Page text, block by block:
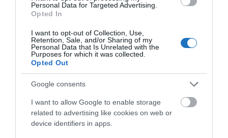
Personal Data for Targeted Advertising.
Opted In
I want to opt-out of Collection, Use,
Retention, Sale, and/or Sharing of my
Personal Data that Is Unrelated with the
Purposes for which it was collected.
Opted Out
Google consents
I want to allow Google to enable storage
related to advertising like cookies on web or
device identifiers in apps.
Kérem nap végén az aznapi friss cikkeket!
ANKARA HÍREK MAGYARORSZÁG
TÖRÖKORSZÁG WIZZAIR